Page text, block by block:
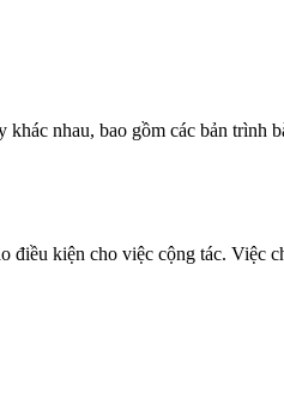
nhau, bao gồm các bản trình
kiện cho việc cộng tác. Việc